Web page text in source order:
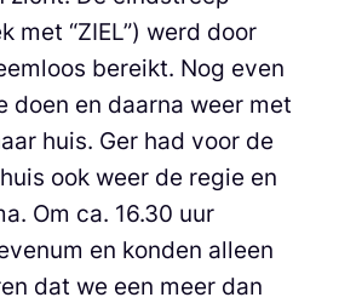
met “ZIEL”) werd door
bereikt. Nog even
doen en daarna weer met
huis. Ger had voor de
ook weer de regie en
Om ca. 16.30 uur
en konden alleen
dat we een meer dan